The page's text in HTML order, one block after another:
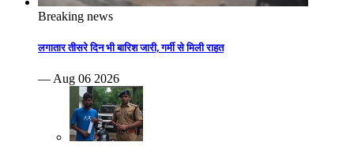
Breaking news
लगातार तीसरे दिन भी बारिश जारी, गर्मी से मिली राहत
— Aug 06 2026